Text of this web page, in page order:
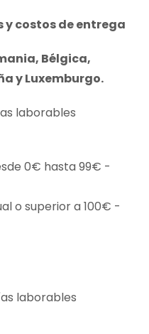
y costos de entrega
Bélgica,
y Luxemburgo.
laborables
0€ hasta 99€ -
o superior a 100€ -
laborables